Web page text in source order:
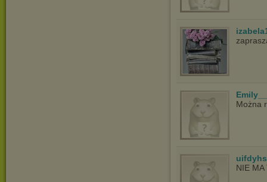
Emily__
Można
NIE MA